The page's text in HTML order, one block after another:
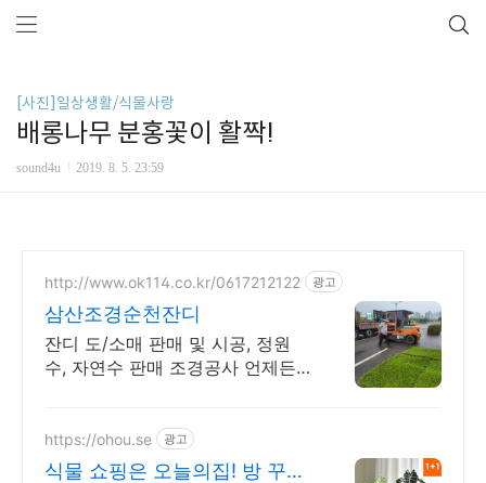
[사진]일상생활/식물사랑
배롱나무 분홍꽃이 활짝!
sound4u 2019. 8. 5. 23:59
http://www.ok114.co.kr/0617212122 광고
삼산조경순천잔디
잔디 도/소매 판매 및 시공, 정원
수, 자연수 판매 조경공사 언제든
https://ohou.se 광고
식물 쇼핑은 오늘의집! 방 꾸미